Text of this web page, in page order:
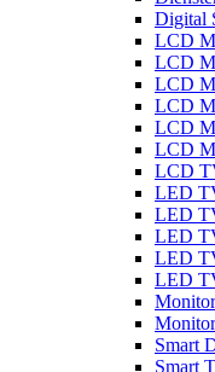
Digital
LCD
LCD
LCD
LCD
LCD
LCD
LCD
LED
LED
LED
LED
LED
Smart
Smart